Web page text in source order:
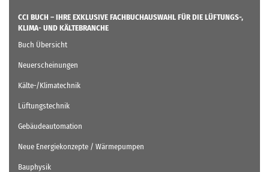
CCI BUCH – IHRE EXKLUSIVE FACHBUCHAUSWAHL FÜR DIE LÜFTUNGS-,
KLIMA- UND KÄLTEBRANCHE
Buch Übersicht
Neuerscheinungen
Kälte-/Klimatechnik
Lüftungstechnik
Gebäudeautomation
Neue Energiekonzepte / Wärmepumpen
Bauphysik